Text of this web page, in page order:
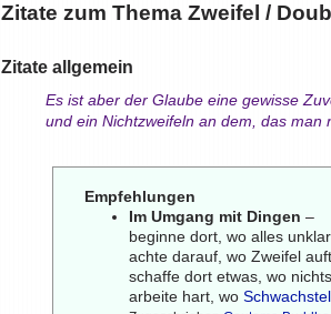
Zitate zum Thema Zweifel /
Zitate allgemein
Es ist aber der Glaube eine gewisse
und ein Nichtzweifeln an dem, das man
Empfehlungen
Im Umgang mit Dingen –
beginne dort, wo alles
achte darauf, wo Zweifel
schaffe dort etwas, wo
arbeite hart, wo